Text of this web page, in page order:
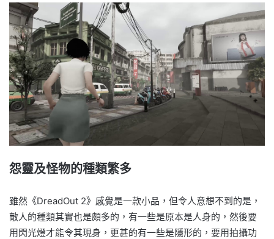
怨靈及怪物的種類繁多
雖然《DreadOut 2》感覺是一款小品，但令人意想不到的是，
敵人的種類其實也是頗多的，有一些是原本是人身的，然後要
用閃光燈才能令其現身，更甚的有一些是隱形的，要用拍攝功